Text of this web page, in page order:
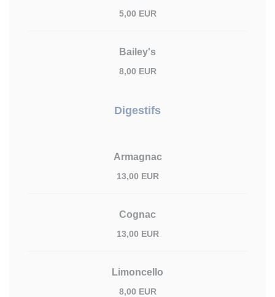
5,00 EUR
Bailey's
8,00 EUR
Digestifs
Armagnac
13,00 EUR
Cognac
13,00 EUR
Limoncello
8,00 EUR